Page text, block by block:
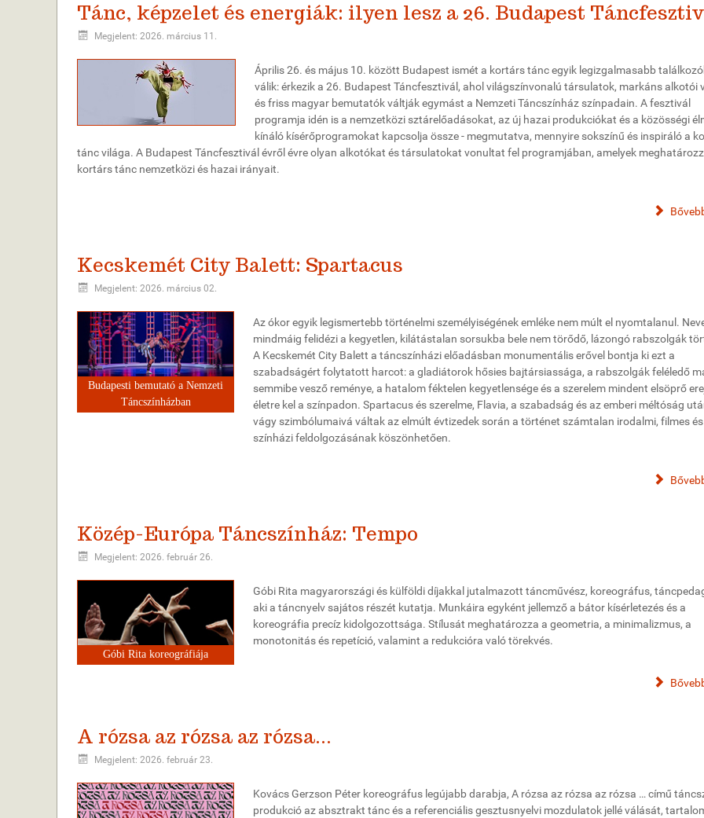
Tánc, képzelet és energiák: ilyen lesz a 26. Budapest
Megjelent: 2026. március 11.
Április 26. és május 10. között Budapest ismét a kortárs tánc egyik legizgalmasabb
válik: érkezik a 26. Budapest Táncfesztivál, ahol világszínvonalú társulatok, markáns alkotói
és friss magyar bemutatók váltják egymást a Nemzeti Táncszínház színpadain. A fesztivál
programja idén is a nemzetközi sztárelőadásokat, az új hazai produkciókat és a közösségi
kínáló kísérőprogramokat kapcsolja össze - megmutatva, mennyire sokszínű és inspiráló a
tánc világa. A Budapest Táncfesztivál évről évre olyan alkotókat és társulatokat vonultat fel programjában, amelyek
kortárs tánc nemzetközi és hazai irányait.
Kecskemét City Balett: Spartacus
Megjelent: 2026. március 02.
Budapesti bemutató a Nemzeti
Táncszínházban
Az ókor egyik legismertebb történelmi személyiségének emléke nem múlt el nyomtalanul.
mindmáig felidézi a kegyetlen, kilátástalan sorsukba bele nem törődő, lázongó rabszolgák
A Kecskemét City Balett a táncszínházi előadásban monumentális erővel bontja ki ezt a
szabadságért folytatott harcot: a gladiátorok hősies bajtársiassága, a rabszolgák feléledő
semmibe vesző reménye, a hatalom féktelen kegyetlensége és a szerelem mindent elsöprő
életre kel a színpadon. Spartacus és szerelme, Flavia, a szabadság és az emberi méltóság
vágy szimbólumaivá váltak az elmúlt évtizedek során a történet számtalan irodalmi, filmes és
színházi feldolgozásának köszönhetően.
Közép-Európa Táncszínház: Tempo
Megjelent: 2026. február 26.
Góbi Rita koreográfiája
Góbi Rita magyarországi és külföldi díjakkal jutalmazott táncművész, koreográfus,
aki a táncnyelv sajátos részét kutatja. Munkáira egyként jellemző a bátor kísérletezés és a
koreográfia precíz kidolgozottsága. Stílusát meghatározza a geometria, a minimalizmus, a
monotonitás és repetíció, valamint a redukcióra való törekvés.
A rózsa az rózsa az rózsa...
Megjelent: 2026. február 23.
Kovács Gerzson Péter koreográfus legújabb darabja, A rózsa az rózsa az rózsa … című
produkció az absztrakt tánc és a referenciális gesztusnyelvi mozdulatok jellé válását,